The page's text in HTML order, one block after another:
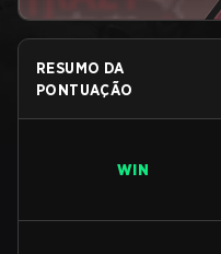
RESUMO DA
PONTUAÇÃO
WIN